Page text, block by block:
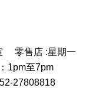
零售店 :星期一
1pm至7pm
27808818